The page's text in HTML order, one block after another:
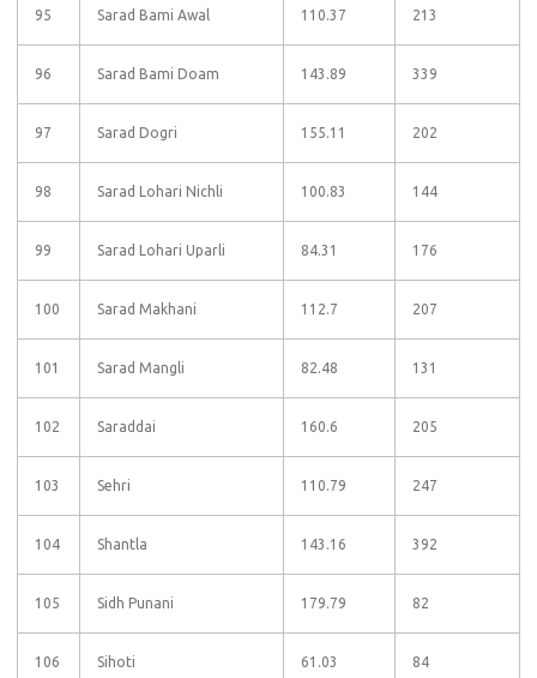
95 Sarad Bami Awal 110.37 213
96 Sarad Bami Doam 143.89 339
97 Sarad Dogri 155.11 202
98 Sarad Lohari Nichli 100.83 144
99 Sarad Lohari Uparli 84.31 176
100 Sarad Makhani 112.7 207
101 Sarad Mangli 82.48 131
102 Saraddai 160.6 205
103 Sehri 110.79 247
104 Shantla 143.16 392
105 Sidh Punani 179.79 82
106 Sihoti 61.03 84